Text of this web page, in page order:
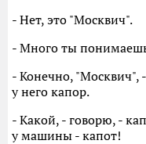
- Нет, это "Москвич".
- Много ты
- Конечно, "Москвич",
у него капор.
- Какой, - говорю, -
у машины - капот!